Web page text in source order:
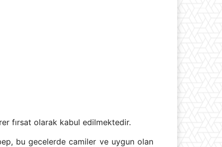
fırsat olarak kabul edilmektedir.
bu gecelerde camiler ve uygun olan